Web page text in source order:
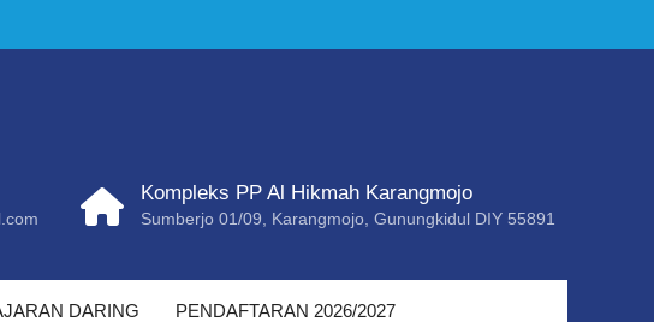
Kompleks PP Al Hikmah Karangmojo
Sumberjo 01/09, Karangmojo, Gunungkidul DIY 55891
DARING PENDAFTARAN 2026/2027